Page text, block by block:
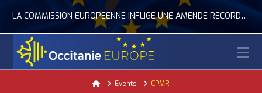
LA COMMISSION EUROPÉENNE INFLIGE UNE AMENDE RECORD À GOOGLE
HomeEvents CPMR